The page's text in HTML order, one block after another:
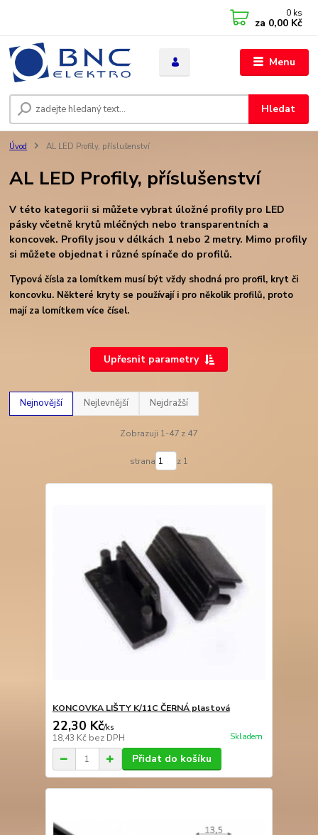
Menu
Hledat
0 ks
za 0,00 Kč
Úvod AL LED Profily, příslušenství
AL LED Profily, příslušenství
V této kategorii si můžete vybrat úložné profily pro LED
pásky včetně krytů mléčných nebo transparentních a
koncovek. Profily jsou v délkách 1 nebo 2 metry. Mimo profily
si můžete objednat i různé spínače do profilů.
Typová čísla za lomítkem musí být vždy shodná pro profil, kryt či
koncovku. Některé kryty se používají i pro několik profilů, proto
mají za lomítkem více čísel.
Upřesnit parametry
Nejnovější Nejlevnější Nejdražší
Zobrazuji 1-47 z 47
strana z 1
KONCOVKA LIŠTY K/11C ČERNÁ plastová
22,30 Kč/ks
18,43 Kč bez DPH Skladem
Přidat do košíku